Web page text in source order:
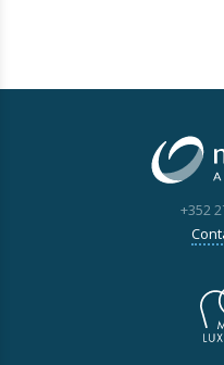
+352